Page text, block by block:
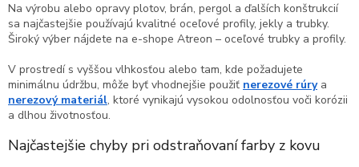
Na výrobu alebo opravy plotov, brán, pergol a ďalších konštrukcií
sa najčastejšie používajú kvalitné oceľové profily, jekly a trubky.
Široký výber nájdete na e-shope Atreon – oceľové trubky a profily.
V prostredí s vyššou vlhkosťou alebo tam, kde požadujete
minimálnu údržbu, môže byť vhodnejšie použiť nerezové rúrya
nerezový materiál, ktoré vynikajú vysokou odolnosťou voči korózii
a dlhou životnosťou.
Najčastejšie chyby pri odstraňovaní farby z kovu